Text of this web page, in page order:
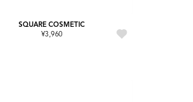
SQUARE COSMETIC
¥3,960